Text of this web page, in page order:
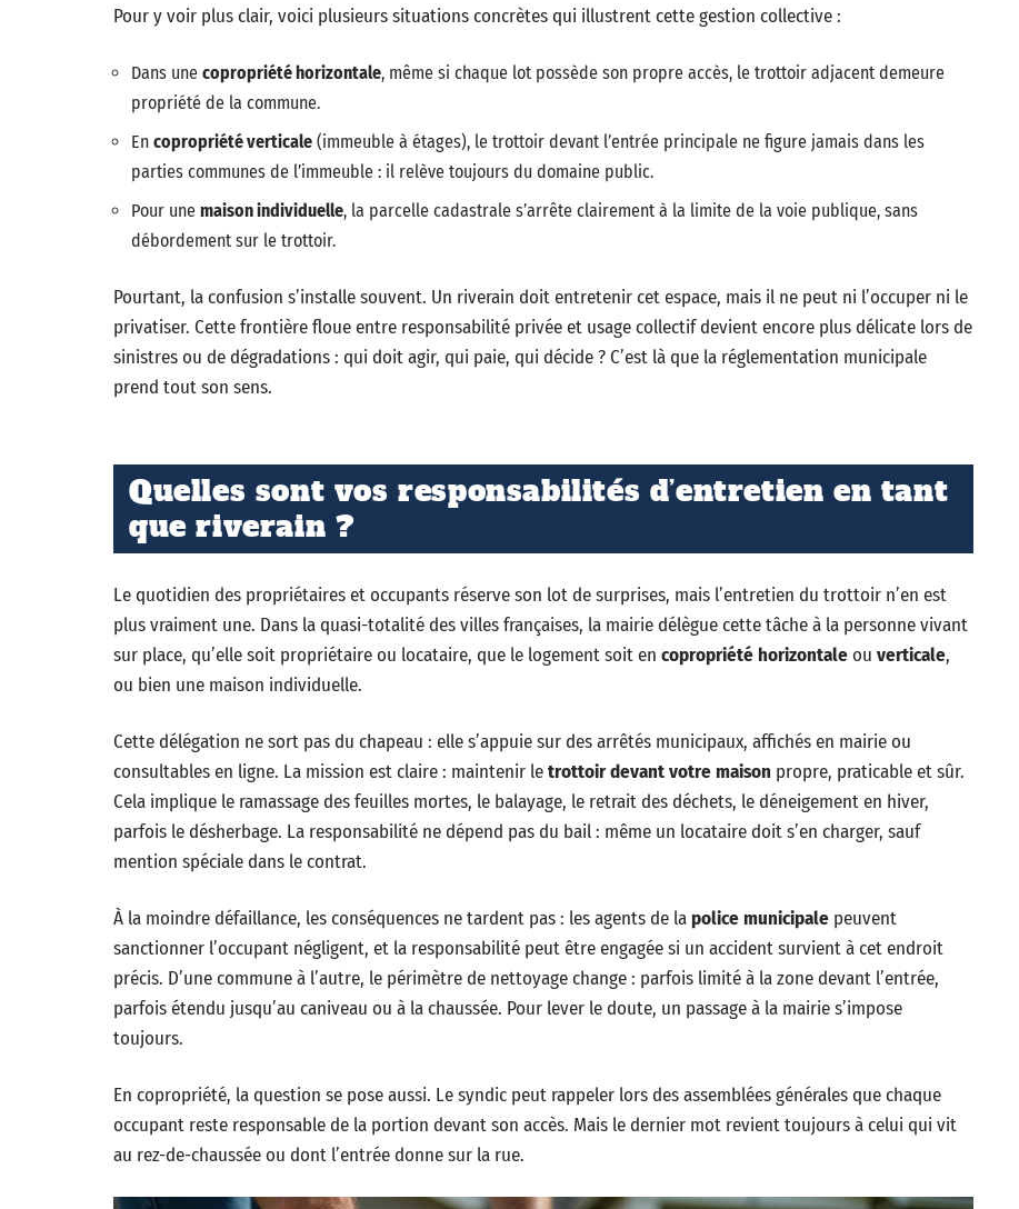
Pour y voir plus clair, voici plusieurs situations concrètes qui illustrent cette gestion collective :
Dans une copropriété horizontale, même si chaque lot possède son propre accès, le trottoir adjacent demeure
propriété de la commune.
En copropriété verticale (immeuble à étages), le trottoir devant l’entrée principale ne figure jamais dans les
parties communes de l’immeuble : il relève toujours du domaine public.
Pour une maison individuelle, la parcelle cadastrale s’arrête clairement à la limite de la voie publique, sans
débordement sur le trottoir.
Pourtant, la confusion s’installe souvent. Un riverain doit entretenir cet espace, mais il ne peut ni l’occuper ni le
privatiser. Cette frontière floue entre responsabilité privée et usage collectif devient encore plus délicate lors de
sinistres ou de dégradations : qui doit agir, qui paie, qui décide ? C’est là que la réglementation municipale
prend tout son sens.
Quelles sont vos responsabilités d’entretien en tant
que riverain ?
Le quotidien des propriétaires et occupants réserve son lot de surprises, mais l’entretien du trottoir n’en est
plus vraiment une. Dans la quasi-totalité des villes françaises, la mairie délègue cette tâche à la personne vivant
sur place, qu’elle soit propriétaire ou locataire, que le logement soit en copropriété horizontaleou verticale,
ou bien une maison individuelle.
Cette délégation ne sort pas du chapeau : elle s’appuie sur des arrêtés municipaux, affichés en mairie ou
consultables en ligne. La mission est claire : maintenir letrottoir devant votre maison propre, praticable et sûr.
Cela implique le ramassage des feuilles mortes, le balayage, le retrait des déchets, le déneigement en hiver,
parfois le désherbage. La responsabilité ne dépend pas du bail : même un locataire doit s’en charger, sauf
mention spéciale dans le contrat.
À la moindre défaillance, les conséquences ne tardent pas : les agents de lapolice municipale peuvent
sanctionner l’occupant négligent, et la responsabilité peut être engagée si un accident survient à cet endroit
précis. D’une commune à l’autre, le périmètre de nettoyage change : parfois limité à la zone devant l’entrée,
parfois étendu jusqu’au caniveau ou à la chaussée. Pour lever le doute, un passage à la mairie s’impose
toujours.
En copropriété, la question se pose aussi. Le syndic peut rappeler lors des assemblées générales que chaque
occupant reste responsable de la portion devant son accès. Mais le dernier mot revient toujours à celui qui vit
au rez-de-chaussée ou dont l’entrée donne sur la rue.